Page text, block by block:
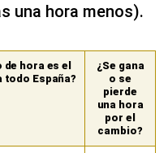
una hora menos).
de hora es el
todo España?
¿Se gana
o se
pierde
una hora
por el
cambio?